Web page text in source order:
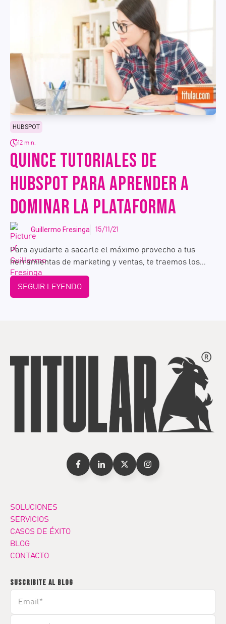
HUBSPOT
12 min.
QUINCE TUTORIALES DE
HUBSPOT PARA APRENDER A
DOMINAR LA PLATAFORMA
Guillermo Fresinga 15/11/21
Para ayudarte a sacarle el máximo provecho a tus
herramientas de marketing y ventas, te traemos los...
SEGUIR LEYENDO
SOLUCIONES
SERVICIOS
CASOS DE ÉXITO
BLOG
CONTACTO
SUSCRIBITE AL BLOG